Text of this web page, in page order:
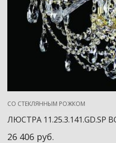
СО СТЕКЛЯННЫМ РОЖКОМ
ЛЮСТРА 11.25.3.141.GD.SP
26 406 руб.